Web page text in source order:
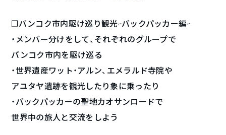
❐バンコク市内駆け巡り観光~バックパッカー編~
・メンバー分けをして、それぞれのグループで
バンコク市内を駆け巡る
・世界遺産ワット・アルン、エメラルド寺院や
アユタヤ遺跡を観光したり象に乗ったり
・バックパッカーの聖地カオサンロードで
世界中の旅人と交流をしよう